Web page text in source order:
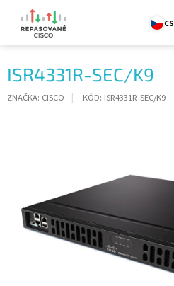
obsah
CS
ISR4331R-SEC/K9
ZNAČKA: CISCO KÓD: ISR4331R-SEC/K9